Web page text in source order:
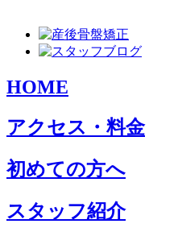
HOME
アクセス・料金
初めての方へ
スタッフ紹介